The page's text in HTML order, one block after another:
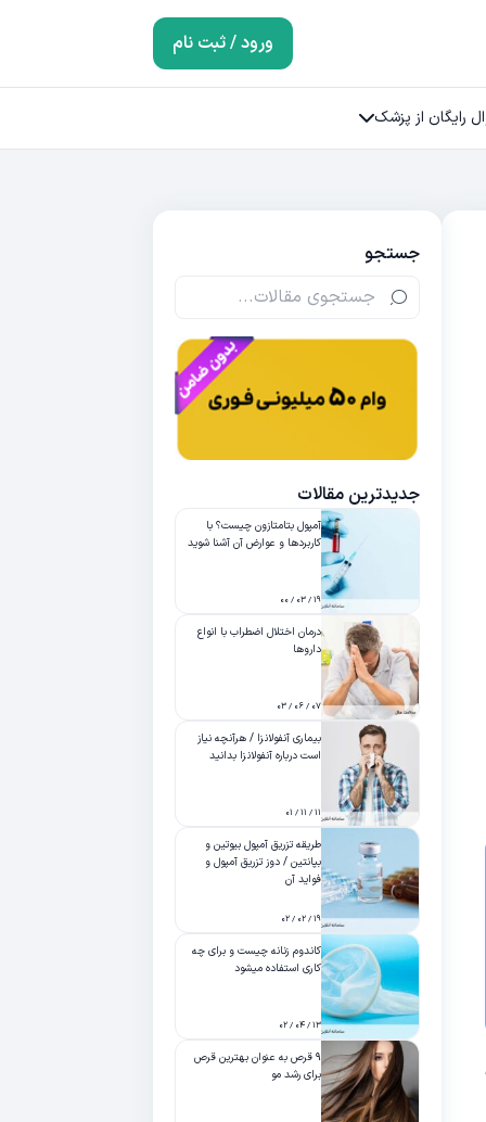
ورود / ثبت نام
رایگان از پزشک
جستجو
جدیدترین مقالات
آمپول بتامتازون چیست؟ با
کاربردها و عوارض آن آشنا شوید
۱۹ / ۰۳ / ۰۰
درمان اختلال اضطراب با انواع
داروها
۰۷ / ۰۶ / ۰۳
بیماری آنفولانزا / هرآنچه نیاز
است درباره آنفولانزا بدانید
۱۱ / ۱۱ / ۰۱
طریقه تزریق آمپول بیوتین و
بپانتین / دوز تزریق آمپول و
فواید آن
۱۹ / ۰۲ / ۰۲
کاندوم زنانه چیست و برای چه
کاری استفاده میشود
۱۳ / ۰۴ / ۰۲
۹ قرص به عنوان بهترین قرص
برای رشد مو